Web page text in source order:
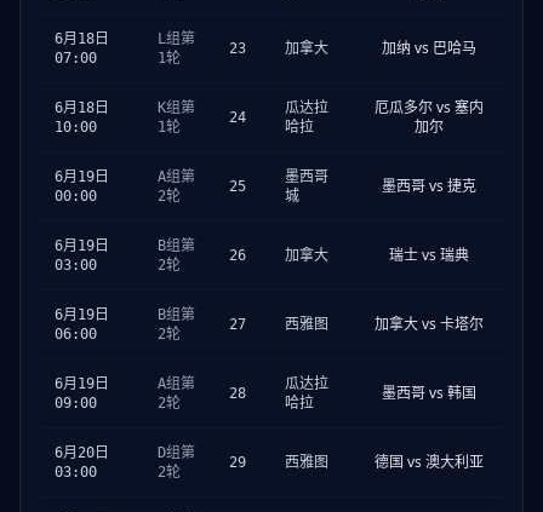
6月18日
07:00
L组第
1轮
23 加拿大 加纳 vs 巴哈马
6月18日
10:00
K组第
1轮
24
瓜达拉
哈拉
厄瓜多尔 vs 塞内
加尔
6月19日
00:00
A组第
2轮
25
墨西哥
城
墨西哥 vs 捷克
6月19日
03:00
B组第
2轮
26 加拿大 瑞士 vs 瑞典
6月19日
06:00
B组第
2轮
27 西雅图 加拿大 vs 卡塔尔
6月19日
09:00
A组第
2轮
28
瓜达拉
哈拉
墨西哥 vs 韩国
6月20日
03:00
D组第
2轮
29 西雅图 德国 vs 澳大利亚